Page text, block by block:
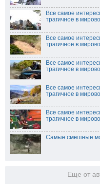
Все самое
трагичное в
Все самое
трагичное в
Все самое
трагичное в
Все самое
трагичное в
Все самое
трагичное в
Самые смешные
Еще от